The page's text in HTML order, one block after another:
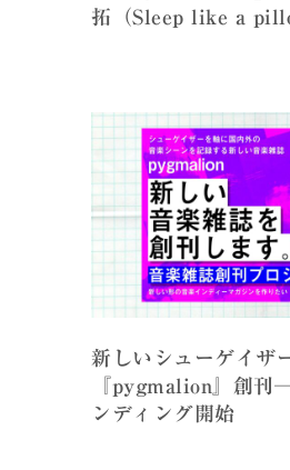
拓（Sleep like a
新しいシューゲイザ
『pygmalion』創刊
ンディング開始